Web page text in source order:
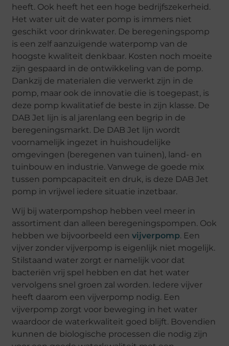
heeft. Ook heeft het een hoge bedrijfszekerheid.
Het water uit de water pomp is immers niet
geschikt voor drinkwater. De beregeningspomp
is een zelf aanzuigende waterpomp van de
hoogste kwaliteit denkbaar. Kosten noch moeite
zijn gespaard in de ontwikkeling van de pomp.
Dankzij de materialen die verwerkt zijn in de
pomp, maar ook de innovatie die is toegepast, is
deze pomp kwalitatief de beste in zijn klasse. De
DAB Jet lijn is al jarenlang een begrip in de
beregeningsmarkt. De DAB Jet lijn wordt
voornamelijk ingezet in huishoudelijke
omgevingen (beregenen van tuinen), land- en
tuinbouw en industrie. Vanwege de goede mix
tussen pompcapaciteit en druk, is deze DAB Jet
pomp in vrijwel iedere situatie inzetbaar.
Wij bij waterpompshop hebben veel meer in
assortiment dan alleen beregeningspompen. Ook
hebben we bijvoorbeeld eenvijverpomp. Een
vijver zonder vijverpomp is eigenlijk niet mogelijk.
Stilstaand water zorgt er namelijk voor dat
bacteriën vrij spel hebben en dat het water
vervolgens snel groen zal worden. Iedere vijver
heeft daarom een vijverpomp nodig. Een
vijverpomp zorgt voor beweging in het water
waardoor de waterkwaliteit goed blijft. Bovendien
kunnen de biologische processen die nodig zijn